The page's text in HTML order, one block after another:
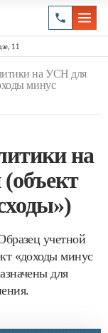
11
на УСН для
минус
на
учетной
«доходы минус
для